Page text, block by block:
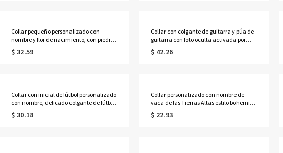
Collar pequeño personalizado con
nombre y flor de nacimiento, con piedra
de nacimiento, joyería de plata de ley
925 para mujer, regalo de
$ 32.59
Collar con colgante de guitarra y púa de
guitarra con foto oculta activada por
calor y texto grabado, accesorio musical,
regalo para guitarristas/amantes de la
$ 42.26
Collar con inicial de fútbol personalizado
con nombre, delicado colgante de fútbol,
joyería deportiva, regalo de
cumpleaños/día de partido para
$ 30.18
Collar personalizado con nombre de
vaca de las Tierras Altas estilo bohemio,
joyería delicada de plata de ley 925 para
mujer, regalo de
$ 22.93